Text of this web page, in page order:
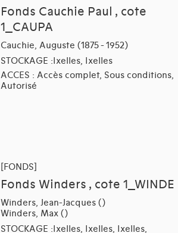
Fonds Cauchie Paul , cote
1_CAUPA
Cauchie, Auguste (1875 - 1952)
STOCKAGE :Ixelles, Ixelles
ACCES : Accès complet, Sous conditions,
Autorisé
[FONDS]
Fonds Winders , cote 1_WINDE
Winders, Jean-Jacques ()
Winders, Max ()
STOCKAGE :Ixelles, Ixelles, Ixelles,